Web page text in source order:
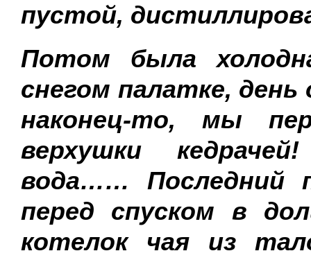
пустой,
Потом была
снегом палатке,
наконец-то, мы
верхушки
вода…… Последний
перед спуском в
котелок чая из